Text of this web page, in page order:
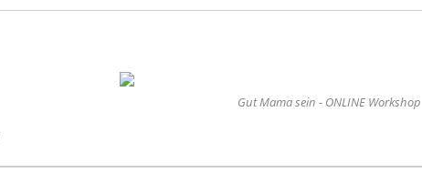
Gut Mama sein - ONLINE Workshop